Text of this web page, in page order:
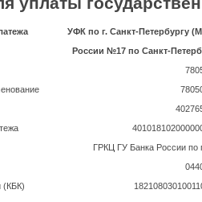
УФК по г. Санкт-Петербургу
России №17 по Санкт-
ГРКЦ ГУ Банка России по
(КБК)